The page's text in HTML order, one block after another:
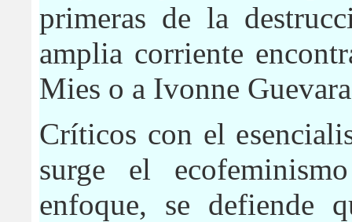
primeras de la
amplia corriente
Mies o a Ivonne
Críticos con el
surge el
enfoque, se defiende